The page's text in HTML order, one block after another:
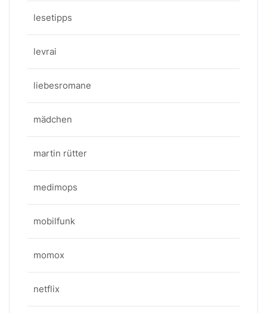
lesetipps
levrai
liebesromane
mädchen
martin rütter
medimops
mobilfunk
momox
netflix